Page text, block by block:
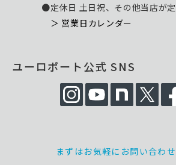
●定休日 土日祝、その他当店が
＞ 営業日カレンダー
ユーロポート公式 SNS
まずはお気軽にお問い合わ